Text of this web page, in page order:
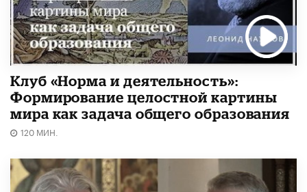
Клуб «Норма и деятельность»:
Формирование целостной картины
мира как задача общего образования
120 МИН.